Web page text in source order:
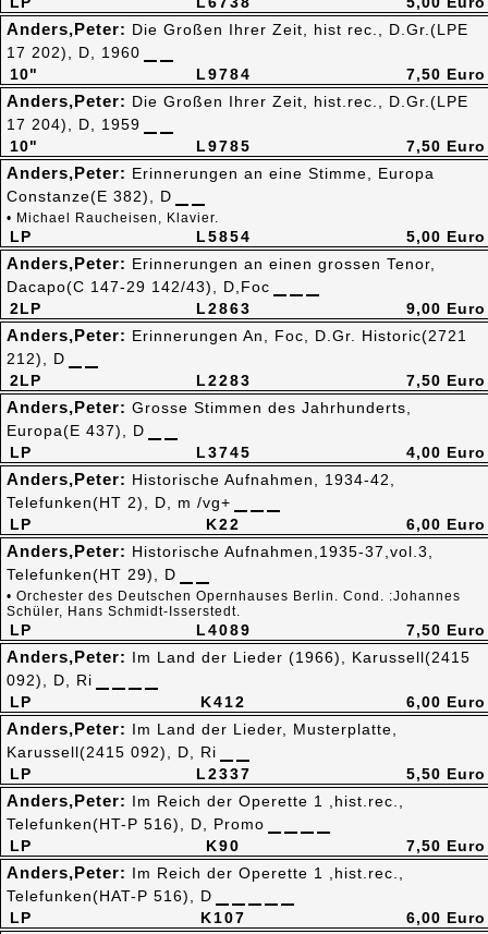
L9784
10"
Anders,Peter: Die Großen Ihrer Zeit, hist rec., D.Gr.(LPE
17 202), D, 1960
7,50 Euro
L9785
10"
Anders,Peter: Die Großen Ihrer Zeit, hist.rec., D.Gr.(LPE
17 204), D, 1959
7,50 Euro
L5854
LP
Anders,Peter: Erinnerungen an eine Stimme, Europa
Constanze(E 382), D
• Michael Raucheisen, Klavier.
5,00 Euro
L2863
2LP
Anders,Peter: Erinnerungen an einen grossen Tenor,
Dacapo(C 147-29 142/43), D,Foc
9,00 Euro
L2283
2LP
Anders,Peter: Erinnerungen An, Foc, D.Gr. Historic(2721
212), D
7,50 Euro
L3745
LP
Anders,Peter: Grosse Stimmen des Jahrhunderts,
Europa(E 437), D
4,00 Euro
K22
LP
Anders,Peter: Historische Aufnahmen, 1934-42,
Telefunken(HT 2), D, m /vg+
6,00 Euro
L4089
LP
Anders,Peter: Historische Aufnahmen,1935-37,vol.3,
Telefunken(HT 29), D
• Orchester des Deutschen Opernhauses Berlin. Cond. :Johannes
Schüler, Hans Schmidt-Isserstedt.
7,50 Euro
K412
LP
Anders,Peter: Im Land der Lieder (1966), Karussell(2415
092), D, Ri
6,00 Euro
L2337
LP
Anders,Peter: Im Land der Lieder, Musterplatte,
Karussell(2415 092), D, Ri
5,50 Euro
K90
LP
Anders,Peter: Im Reich der Operette 1 ,hist.rec.,
Telefunken(HT-P 516), D, Promo
7,50 Euro
K107
LP
Anders,Peter: Im Reich der Operette 1 ,hist.rec.,
Telefunken(HAT-P 516), D
6,00 Euro